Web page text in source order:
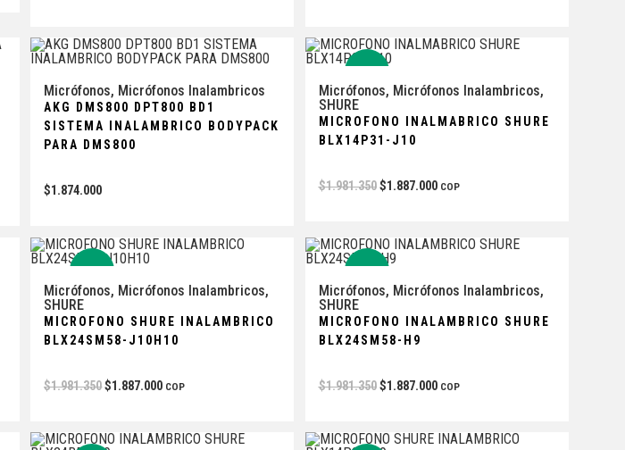
Micrófonos, Micrófonos Inalambricos
AKG DMS800 DPT800 BD1
SISTEMA INALAMBRICO BODYPACK
PARA DMS800
$1.874.000
Micrófonos, Micrófonos Inalambricos,
SHURE
MICROFONO INALMABRICO SHURE
BLX14P31-J10
$1.981.350 $1.887.000 COP
Micrófonos, Micrófonos Inalambricos,
SHURE
MICROFONO SHURE INALAMBRICO
BLX24SM58-J10H10
$1.981.350$1.887.000 COP
Micrófonos, Micrófonos Inalambricos,
SHURE
MICROFONO INALAMBRICO SHURE
BLX24SM58-H9
$1.981.350 $1.887.000 COP